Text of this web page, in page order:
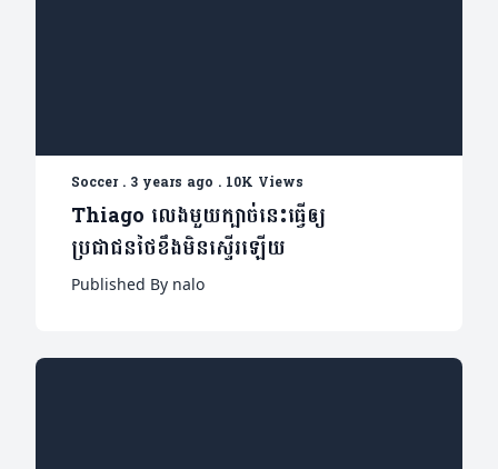
Soccer. 3 years ago . 10K Views
Thiago លេងមួយក្បាច់នេះធើ្វឲ្យ
ប្រជាជនថៃខឹងមិនស្ទើរឡើយ
Published By nalo